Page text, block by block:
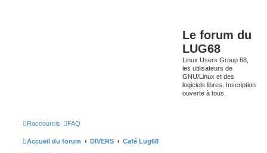
Le forum du
LUG68
Linux Users Group 68,
les utilisateurs de
GNU/Linux et des
logiciels libres. Inscription
ouverte à tous.
Raccourcis FAQ
Accueil du forum DIVERS Café Lug68